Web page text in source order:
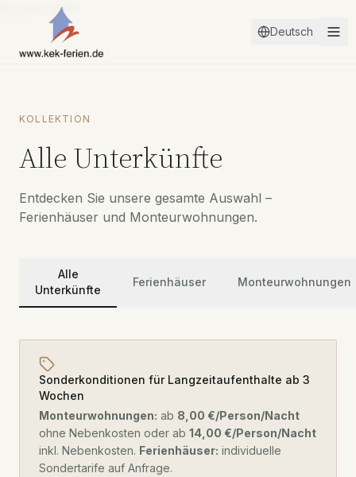
Base44 APP
Deutsch
KOLLEKTION
Alle Unterkünfte
Entdecken Sie unsere gesamte Auswahl –
Ferienhäuser und Monteurwohnungen.
Alle
Unterkünfte
Ferienhäuser Monteurwohnungen
Sonderkonditionen für Langzeitaufenthalte ab 3
Wochen
Monteurwohnungen: ab 8,00 €/Person/Nacht
ohne Nebenkosten oder ab 14,00 €/Person/Nacht
inkl. Nebenkosten. Ferienhäuser: individuelle
Sondertarife auf Anfrage.